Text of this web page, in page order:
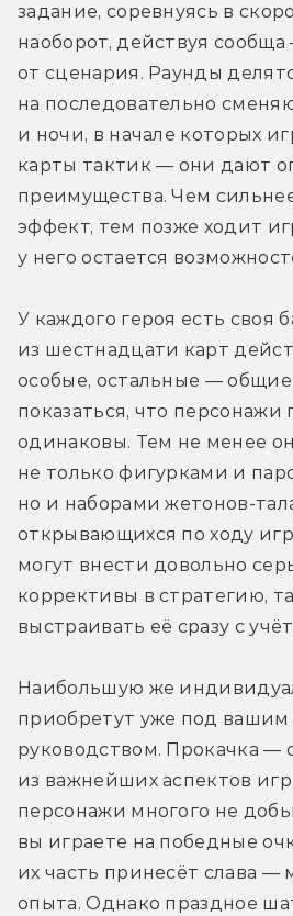
задание, соревнуясь в
наоборот, действуя сообща
от сценария. Раунды
на последовательно
и ночи, в начале которых
карты тактик — они дают
преимущества. Чем
эффект, тем позже ходит
у него остается
У каждого героя есть своя
из шестнадцати карт
особые, остальные —
показаться, что персонажи
одинаковы. Тем не менее
не только фигурками и
но и наборами жетонов-
открывающихся по ходу
могут внести довольно
коррективы в стратегию,
выстраивать её сразу с
Наибольшую же
приобретут уже под вашим
руководством. Прокачка —
из важнейших аспектов
персонажи многого не
вы играете на победные
их часть принесёт слава —
опыта. Однако праздное